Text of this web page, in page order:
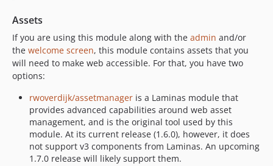
Assets
If you are using this module along with the admin and/or
the welcome screen, this module contains assets that you
will need to make web accessible. For that, you have two
options:
rwoverdijk/assetmanager is a Laminas module that
provides advanced capabilities around web asset
management, and is the original tool used by this
module. At its current release (1.6.0), however, it does
not support v3 components from Laminas. An upcoming
1.7.0 release will likely support them.